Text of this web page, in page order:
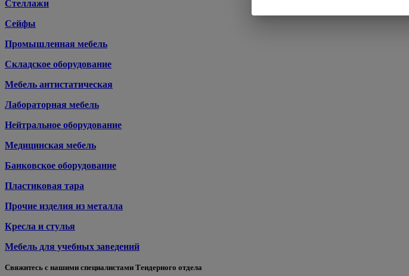
Стеллажи
Сейфы
Промышленная мебель
Складское оборудование
Мебель антистатическая
Лабораторная мебель
Нейтральное оборудование
Медицинская мебель
Банковское оборудование
Пластиковая тара
Прочие изделия из металла
Кресла и стулья
Мебель для учебных заведений
Свяжитесь с нашими специалистами Тендерного отдела